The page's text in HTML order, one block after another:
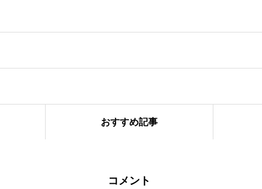
ンナーなっちゃんをキャスティング
おすすめ記事
コメント